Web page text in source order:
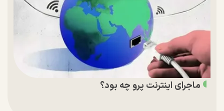
ماجرای اینترنت پرو چه بود؟